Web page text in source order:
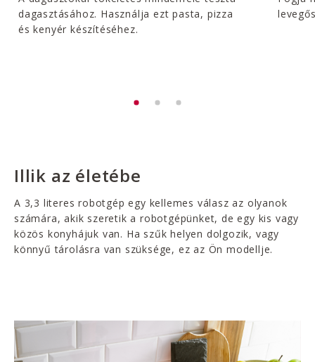
dagasztásához. Használja ezt pasta, pizza
és kenyér készítéséhez.
Illik az életébe
A 3,3 literes robotgép egy kellemes válasz az olyanok
számára, akik szeretik a robotgépünket, de egy kis vagy
közös konyhájuk van. Ha szűk helyen dolgozik, vagy
könnyű tárolásra van szüksége, ez az Ön modellje.